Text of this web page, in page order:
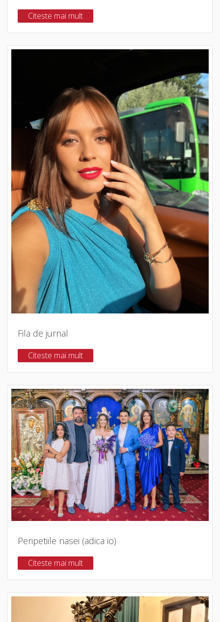
Citeste mai mult
Fila de jurnal
Citeste mai mult
Peripetiile nasei (adica io)
Citeste mai mult